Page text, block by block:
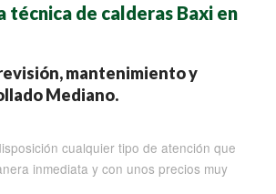
técnica de calderas Baxi en
mantenimiento y
Mediano.
cualquier tipo de atención que
inmediata y con unos precios muy